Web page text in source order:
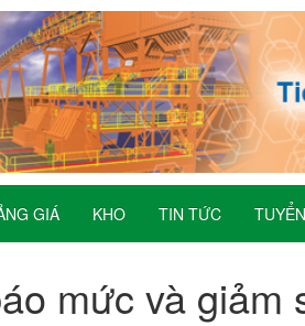
GIÁ KHO TIN TỨC
mức và giảm